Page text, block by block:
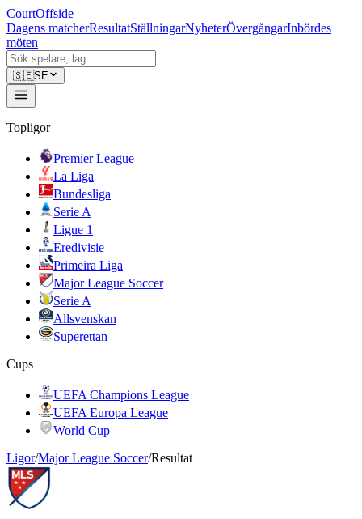
CourtOffside
Dagens matcherResultatStällningarNyheterÖvergångarInbördes
möten
🇸🇪SE
Topligor
Premier League
La Liga
Bundesliga
Serie A
Ligue 1
Eredivisie
Primeira Liga
Major League Soccer
Serie A
Allsvenskan
Superettan
Cups
UEFA Champions League
UEFA Europa League
World Cup
Ligor/Major League Soccer/Resultat